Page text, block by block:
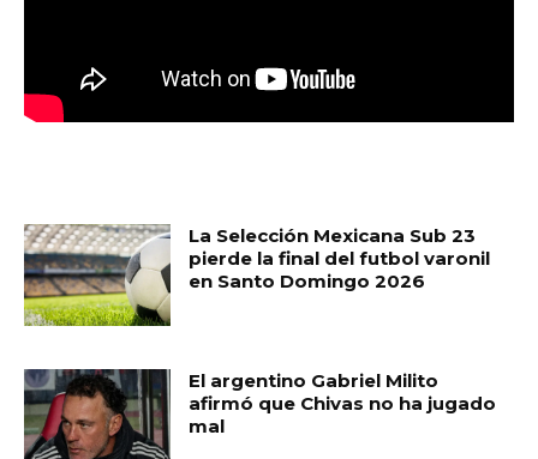
La Selección Mexicana Sub 23
pierde la final del futbol varonil
en Santo Domingo 2026
El argentino Gabriel Milito
afirmó que Chivas no ha jugado
mal